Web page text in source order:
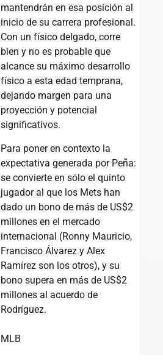
mantendrán en esa posición al
inicio de su carrera profesional.
Con un físico delgado, corre
bien y no es probable que
alcance su máximo desarrollo
físico a esta edad temprana,
dejando margen para una
proyección y potencial
significativos.
Para poner en contexto la
expectativa generada por Peña:
se convierte en sólo el quinto
jugador al que los Mets han
dado un bono de más de US$2
millones en el mercado
internacional (Ronny Mauricio,
Francisco Álvarez y Alex
Ramírez son los otros), y su
bono supera en más de US$2
millones al acuerdo de
Rodríguez.
MLB